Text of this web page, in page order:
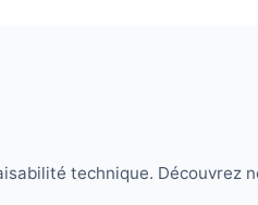
technique. Découvrez